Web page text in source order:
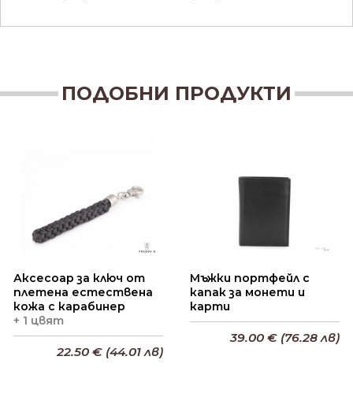
ПОДОБНИ ПРОДУКТИ
Аксесоар за ключ от
плетена естествена
кожа с карабинер
+ 1 цвят
22.50 € (44.01 лв)
Мъжки портфейл с
капак за монети и
карти
39.00 € (76.28 лв)